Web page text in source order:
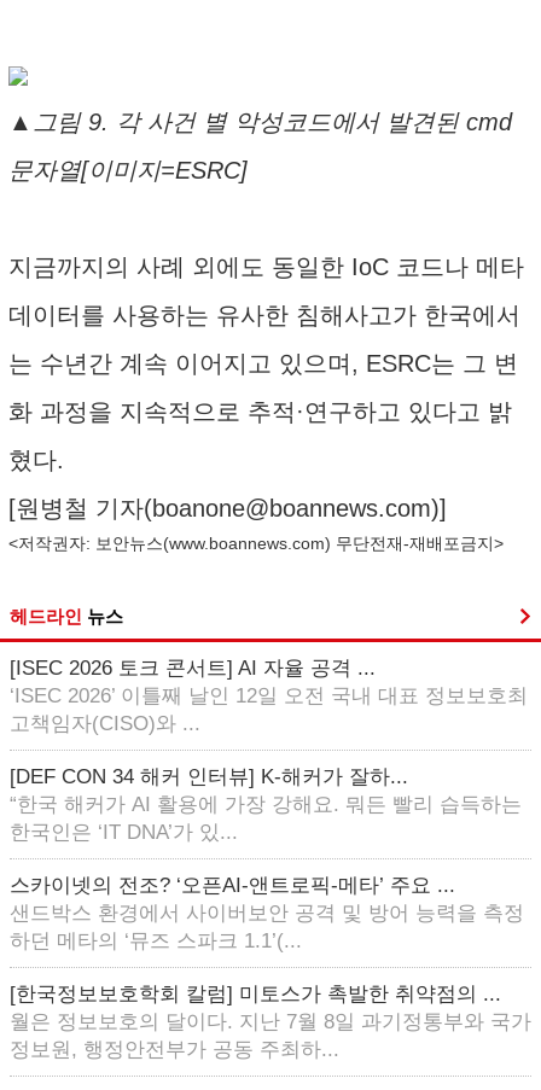
▲그림 9. 각 사건 별 악성코드에서 발견된 cmd
문자열[이미지=ESRC]
지금까지의 사례 외에도 동일한 IoC 코드나 메타
데이터를 사용하는 유사한 침해사고가 한국에서
는 수년간 계속 이어지고 있으며, ESRC는 그 변
화 과정을 지속적으로 추적·연구하고 있다고 밝
혔다.
[원병철 기자(boanone@boannews.com)]
<저작권자: 보안뉴스(www.boannews.com) 무단전재-재배포금지>
헤드라인 뉴스
[ISEC 2026 토크 콘서트] AI 자율 공격 ...
‘ISEC 2026’ 이틀째 날인 12일 오전 국내 대표 정보보호최
고책임자(CISO)와 ...
[DEF CON 34 해커 인터뷰] K-해커가 잘하...
“한국 해커가 AI 활용에 가장 강해요. 뭐든 빨리 습득하는
한국인은 ‘IT DNA’가 있...
스카이넷의 전조? ‘오픈AI-앤트로픽-메타’ 주요 ...
샌드박스 환경에서 사이버보안 공격 및 방어 능력을 측정
하던 메타의 ‘뮤즈 스파크 1.1’(...
[한국정보보호학회 칼럼] 미토스가 촉발한 취약점의 ...
월은 정보보호의 달이다. 지난 7월 8일 과기정통부와 국가
정보원, 행정안전부가 공동 주최하...